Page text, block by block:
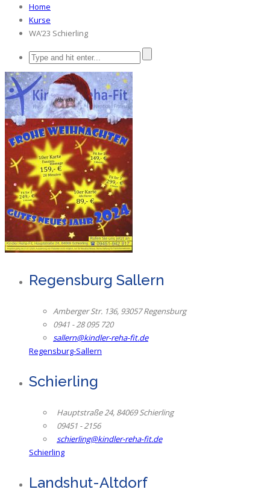
Home
Kurse
WA’23 Schierling
Regensburg Sallern
Amberger Str. 136, 93057 Regensburg
0941 - 28 095 720
sallern@kindler-reha-fit.de
Regensburg-Sallern
Schierling
Hauptstraße 24, 84069 Schierling
09451 - 2156
schierling@kindler-reha-fit.de
Schierling
Landshut-Altdorf